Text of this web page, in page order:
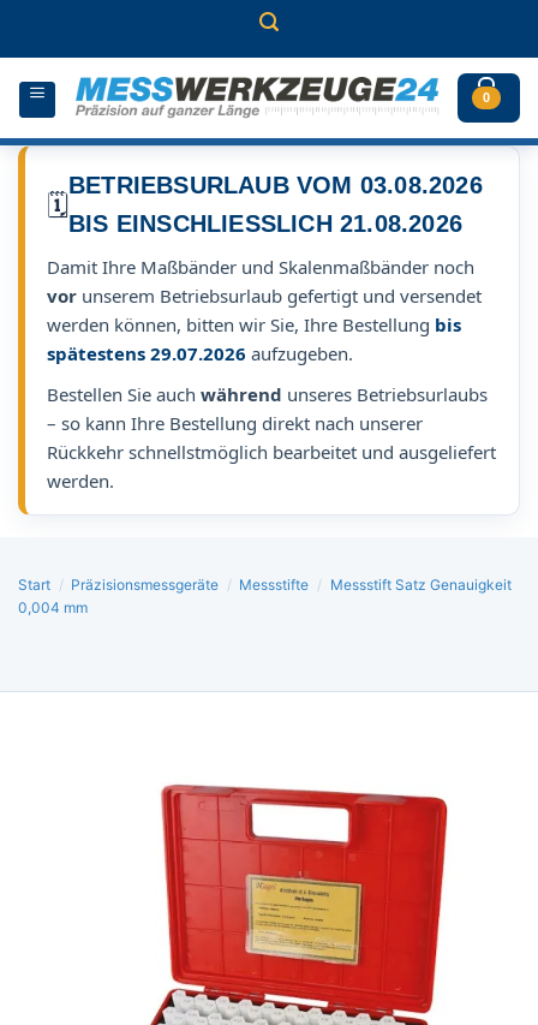
0
🗓️
BETRIEBSURLAUB VOM 03.08.2026
BIS EINSCHLIESSLICH 21.08.2026
Damit Ihre Maßbänder und Skalenmaßbänder noch
vor unserem Betriebsurlaub gefertigt und versendet
werden können, bitten wir Sie, Ihre Bestellung bis
spätestens 29.07.2026 aufzugeben.
Bestellen Sie auch während unseres Betriebsurlaubs
– so kann Ihre Bestellung direkt nach unserer
Rückkehr schnellstmöglich bearbeitet und ausgeliefert
werden.
Start / Präzisionsmessgeräte / Messstifte / Messstift Satz Genauigkeit
0,004 mm